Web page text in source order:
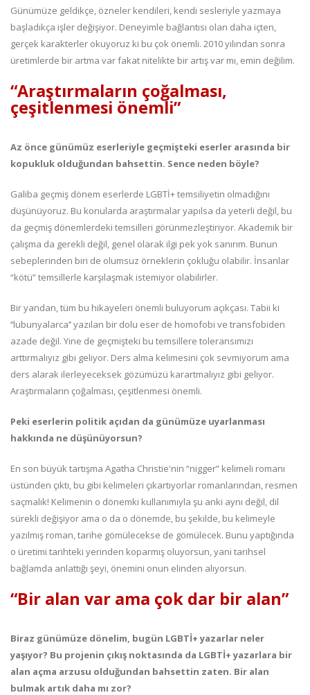
Günümüze geldikçe, özneler kendileri, kendi sesleriyle yazmaya
başladıkça işler değişiyor. Deneyimle bağlantısı olan daha içten,
gerçek karakterler okuyoruz ki bu çok önemli. 2010 yılından sonra
üretimlerde bir artma var fakat nitelikte bir artış var mı, emin değilim.
“Araştırmaların çoğalması,
çeşitlenmesi önemli”
Az önce günümüz eserleriyle geçmişteki eserler arasında bir
kopukluk olduğundan bahsettin. Sence neden böyle?
Galiba geçmiş dönem eserlerde LGBTİ+ temsiliyetin olmadığını
düşünüyoruz. Bu konularda araştırmalar yapılsa da yeterli değil, bu
da geçmiş dönemlerdeki temsilleri görünmezleştiriyor. Akademik bir
çalışma da gerekli değil, genel olarak ilgi pek yok sanırım. Bunun
sebeplerinden biri de olumsuz örneklerin çokluğu olabilir. İnsanlar
“kötü” temsillerle karşılaşmak istemiyor olabilirler.
Bir yandan, tüm bu hikayeleri önemli buluyorum açıkçası. Tabii ki
‘‘lubunyalarca’’ yazılan bir dolu eser de homofobi ve transfobiden
azade değil. Yine de geçmişteki bu temsillere toleransımızı
arttırmalıyız gibi geliyor. Ders alma kelimesini çok sevmiyorum ama
ders alarak ilerleyeceksek gözümüzü karartmalıyız gibi geliyor.
Araştırmaların çoğalması, çeşitlenmesi önemli.
Peki eserlerin politik açıdan da günümüze uyarlanması
hakkında ne düşünüyorsun?
En son büyük tartışma Agatha Christie'nin “nigger” kelimeli romanı
üstünden çıktı, bu gibi kelimeleri çıkartıyorlar romanlarından, resmen
saçmalık! Kelimenin o dönemki kullanımıyla şu anki aynı değil, dil
sürekli değişiyor ama o da o dönemde, bu şekilde, bu kelimeyle
yazılmış roman, tarihe gömülecekse de gömülecek. Bunu yaptığında
o üretimi tarihteki yerinden koparmış oluyorsun, yani tarihsel
bağlamda anlattığı şeyi, önemini onun elinden alıyorsun.
“Bir alan var ama çok dar bir alan”
Biraz günümüze dönelim, bugün LGBTİ+ yazarlar neler
yaşıyor? Bu projenin çıkış noktasında da LGBTİ+ yazarlara bir
alan açma arzusu olduğundan bahsettin zaten. Bir alan
bulmak artık daha mı zor?